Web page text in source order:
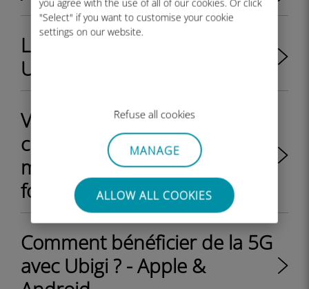
you agree with the use of all of our cookies. Or click
"Select" if you want to customise your cookie
settings on our website.
Refuse all cookies
MANAGE
ALLOW ALL COOKIES
La 5G est-elle disponible sur
Ubigi ?
Vais-je recevoir un QR code à
chaque fois que je recharge
mon compte Ubigi avec un
forfait eSIM data ?
Comment bénéficier de la 5G
avec Ubigi ? - Apple &